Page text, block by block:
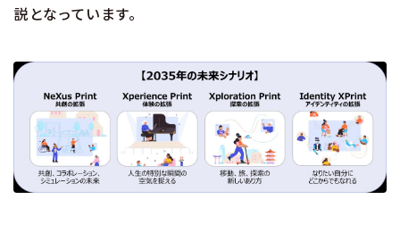
説となっています。